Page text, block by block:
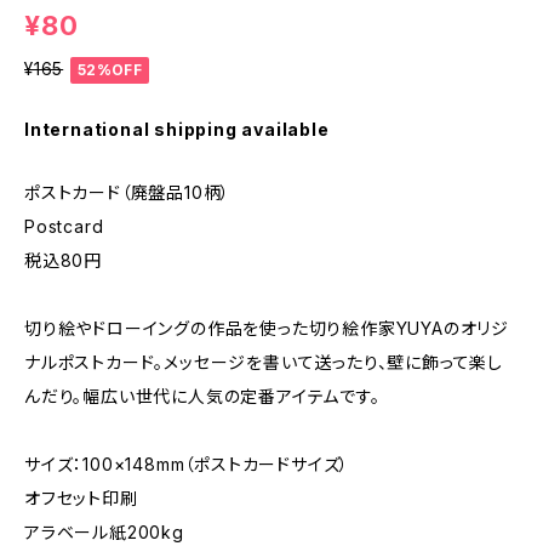
¥80
¥165 52%OFF
International shipping available
ポストカード（廃盤品10柄）
Postcard
税込80円
切り絵やドローイングの作品を使った切り絵作家YUYAのオリジ
ナルポストカード。メッセージを書いて送ったり、壁に飾って楽し
んだり。幅広い世代に人気の定番アイテムです。
サイズ：100×148mm（ポストカードサイズ）
オフセット印刷
アラベール紙200kg